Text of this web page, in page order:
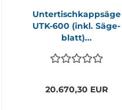
Un­ter­tisch­kapp­sä­ge
UTK-​600 (inkl. Sä­ge­
blatt)...
20.670,30 EUR